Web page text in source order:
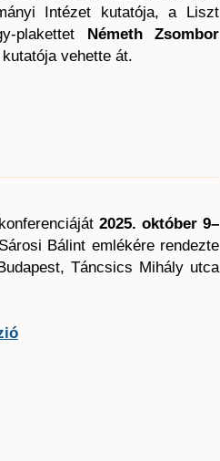
Intézet kutatója, a Liszt
plakettet Németh Zsombor
vehette át.
2025. október 9–
Bálint emlékére rendezte
Táncsics Mihály utca